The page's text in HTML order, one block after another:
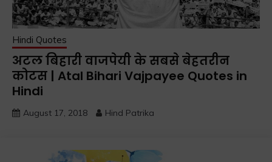
Hindi Quotes
अटल बिहारी वाजपेयी के सबसे बेहतरीन
कोटस | Atal Bihari Vajpayee Quotes in
Hindi
August 17, 2018 Hind Patrika